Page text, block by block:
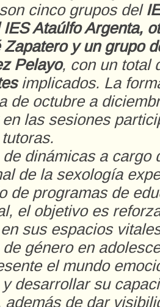
cinco grupos del
Ataúlfo Argenta,
Zapatero y un grupo
Pelayo, con un total
implicados. La
de octubre a
las sesiones
dinámicas a cargo
de la sexología
de programas de
el objetivo es
sus espacios
género en
el mundo
desarrollar su
además de dar